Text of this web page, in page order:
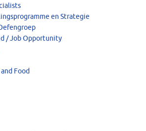
en Strategie
/ Job Opportunity
Food